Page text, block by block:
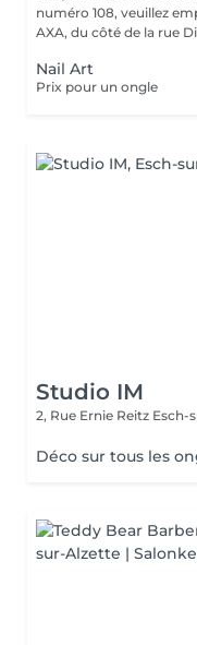
numéro 108, veuillez
AXA, du côté de la rue
Nail Art
Prix pour un ongle
Studio IM
2, Rue Ernie Reitz Esch-
Déco sur tous les